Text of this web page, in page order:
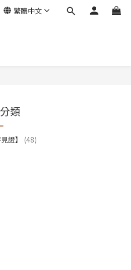
繁體中文
類
證】 (48)